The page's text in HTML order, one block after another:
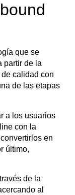
que se
partir de la
calidad con
de las etapas
a los usuarios
con la
en
último,
de la
al